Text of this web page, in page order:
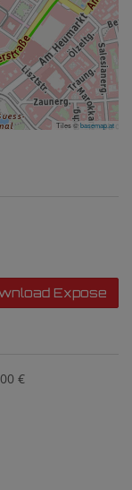
Tiles ©basemap.at
Expose
€